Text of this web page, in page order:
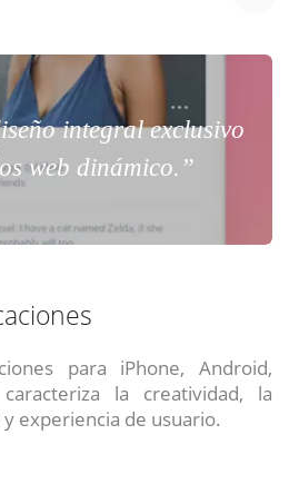
integral exclusivo
web dinámico.”
para iPhone, Android,
la creatividad, la
experiencia de usuario.